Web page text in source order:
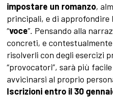
impostare un romanzo,
principali, e di approfondire
“voce”. Pensando alla
concreti, e
risolverli con degli esercizi
“provocatori”, sarà più
avvicinarsi al proprio
Iscrizioni entro il 30